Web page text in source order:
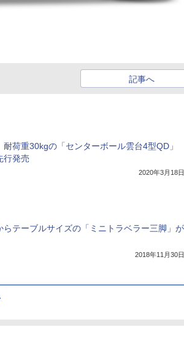
記事へ
耐荷重30kgの「センターボール雲台4型QD」
行発売
2020年3月18日
らテーブルサイズの「ミニトラベラー三脚」が
2018年11月30日